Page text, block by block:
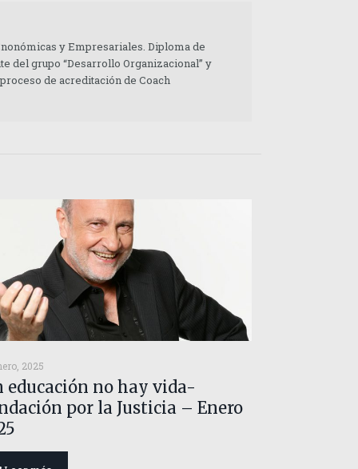
y Empresariales. Diploma de
del grupo “Desarrollo Organizacional” y
de acreditación de Coach
2025
educación no hay vida-
por la Justicia – Enero